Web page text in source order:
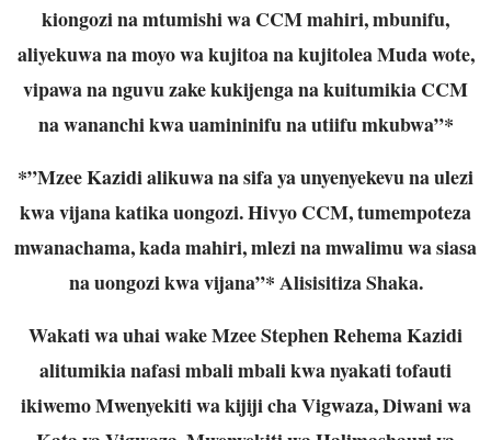
kiongozi na mtumishi wa CCM mahiri, mbunifu,
aliyekuwa na moyo wa kujitoa na kujitolea Muda wote,
vipawa na nguvu zake kukijenga na kuitumikia CCM
na wananchi kwa uamininifu na utiifu mkubwa”*
*”Mzee Kazidi alikuwa na sifa ya unyenyekevu na ulezi
kwa vijana katika uongozi. Hivyo CCM, tumempoteza
mwanachama, kada mahiri, mlezi na mwalimu wa siasa
na uongozi kwa vijana”* Alisisitiza Shaka.
Wakati wa uhai wake Mzee Stephen Rehema Kazidi
alitumikia nafasi mbali mbali kwa nyakati tofauti
ikiwemo Mwenyekiti wa kijiji cha Vigwaza, Diwani wa